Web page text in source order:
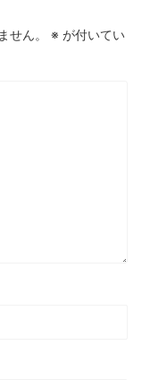
せん。 ※ が付いてい